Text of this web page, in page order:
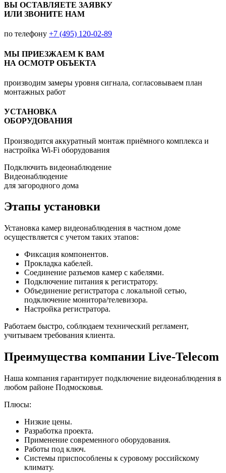
ВЫ ОСТАВЛЯЕТЕ ЗАЯВКУ
ИЛИ ЗВОНИТЕ НАМ
по телефону +7 (495) 120-02-89
МЫ ПРИЕЗЖАЕМ К ВАМ
НА ОСМОТР ОБЪЕКТА
производим замеры уровня сигнала, согласовываем план
монтажных работ
УСТАНОВКА
ОБОРУДОВАНИЯ
Производится аккуратный монтаж приёмного комплекса и
настройка Wi-Fi оборудования
Подключить видеонаблюдение
Видеонаблюдение
для загородного дома
Этапы установки
Установка камер видеонаблюдения в частном доме
осуществляется с учетом таких этапов:
Фиксация компонентов.
Прокладка кабелей.
Соединение разъемов камер с кабелями.
Подключение питания к регистратору.
Объединение регистратора с локальной сетью,
подключение монитора/телевизора.
Настройка регистратора.
Работаем быстро, соблюдаем технический регламент,
учитываем требования клиента.
Преимущества компании Live-Telecom
Наша компания гарантирует подключение видеонаблюдения в
любом районе Подмосковья.
Плюсы:
Низкие цены.
Разработка проекта.
Применение современного оборудования.
Работы под ключ.
Системы приспособлены к суровому российскому
климату.